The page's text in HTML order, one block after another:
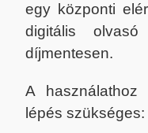
egy központi
digitális
díjmentesen.
A használathoz
lépés szükséges: